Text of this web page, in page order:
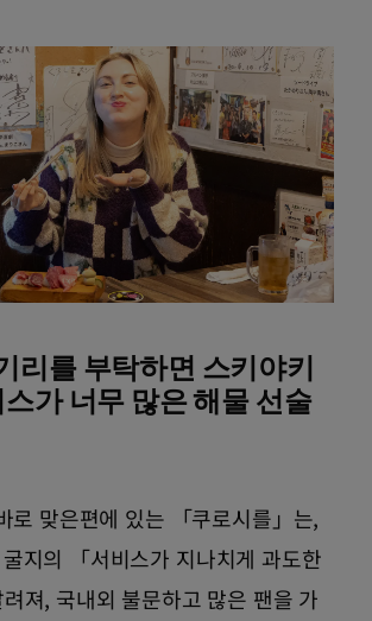
리를 부탁하면 스키야키
가 너무 많은 해물 선술
로 맞은편에 있는 「쿠로시를」는,
지의 「서비스가 지나치게 과도한
져, 국내외 불문하고 많은 팬을 가